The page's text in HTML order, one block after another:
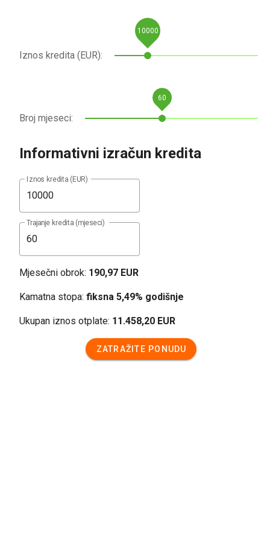
Iznos kredita (EUR):
10000
Broj mjeseci:
60
Informativni izračun kredita
Iznos kredita (EUR)
Trajanje kredita (mjeseci)
Mjesečni obrok: 190,97 EUR
Kamatna stopa: fiksna 5,49% godišnje
Ukupan iznos otplate: 11.458,20 EUR
ZATRAŽITE PONUDU